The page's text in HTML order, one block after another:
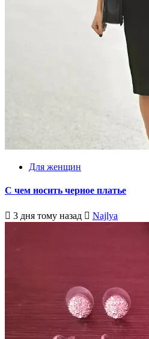
Для женщин
С чем носить черное платье
3 дня тому назад Najlya